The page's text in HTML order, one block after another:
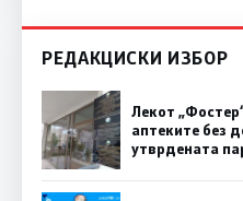
РЕДАКЦИСКИ ИЗБОР
Лекот
аптеките без
утврдената